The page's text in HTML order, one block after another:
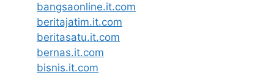
bangsaonline.it.com
beritajatim.it.com
beritasatu.it.com
bernas.it.com
bisnis.it.com